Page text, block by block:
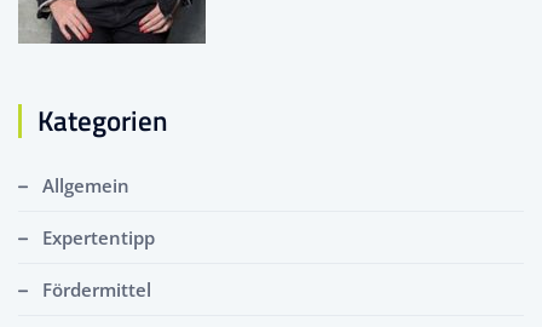
Kategorien
Allgemein
Expertentipp
Fördermittel